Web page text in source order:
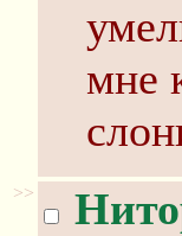
мне
>>